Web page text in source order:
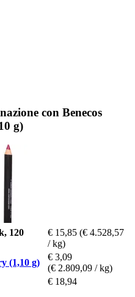
con Benecos
g)
120
€ 15,85 (€ 4.528,57
/ kg)
(1,10 g)
€ 3,09
(€ 2.809,09 / kg)
€ 18,94